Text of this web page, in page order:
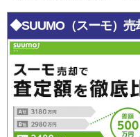
◆SUUMO（スーモ）売